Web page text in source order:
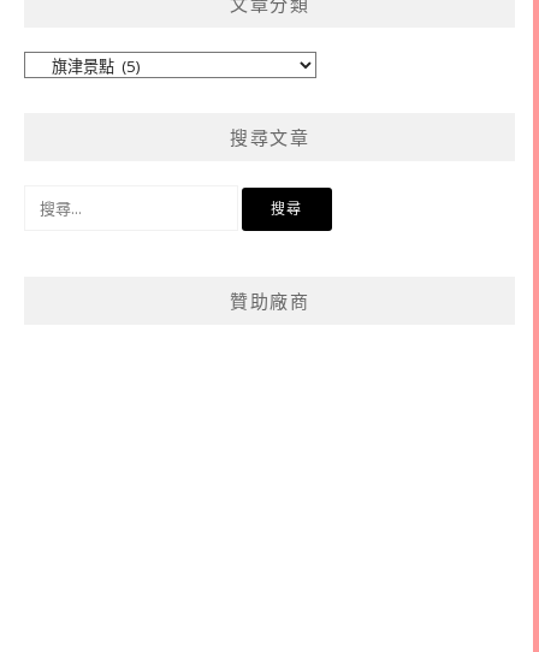
搜尋文章
贊助廠商